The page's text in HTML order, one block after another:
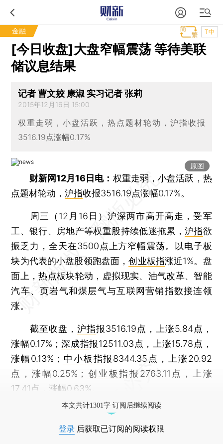
金融 T中
[今日收盘]大盘窄幅震荡 等待美联
储议息结果
记者 曹文姣 康淑 实习记者 张莉
2015年12月16日 15:00
权重走弱，小盘活跃，热点题材轮动，沪指收报
3516.19点涨幅0.17%
原图
财新网12月16日电： 权重走弱，小盘活跃，热
点题材轮动，沪指收报3516.19点涨幅0.17%。
周三（12月16日）沪深两市高开高走，受军
工、银行、房地产等权重股持续低迷拖累， 沪指欲
振乏力，全天在3500点上方窄幅震荡。以电子板
块为代表的小盘股领跑盘面，创业板指涨近1%。盘
面上，热点板块轮动，虚拟现实、油气改革、智能
汽车、页岩气和煤层气与互联网营销指数接连领
涨。
截至收盘，沪指报3516.19点，上涨5.84点，
涨幅0.17%； 深成指报12511.03点，上涨15.78点，
涨幅0.13%； 中小板指报8344.35点，上涨20.92
点，涨幅0.25%； 创业板指报2763.11点，上涨
17.41点，涨幅0.63%。
本文共计1301字 订阅后继续阅读
登录 后获取已订阅的阅读权限